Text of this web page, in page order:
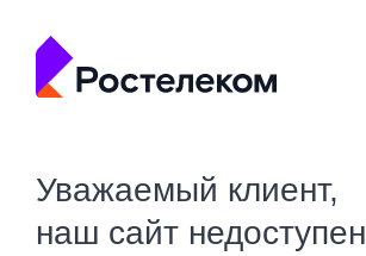
Уважаемый клиент,
наш сайт недоступен